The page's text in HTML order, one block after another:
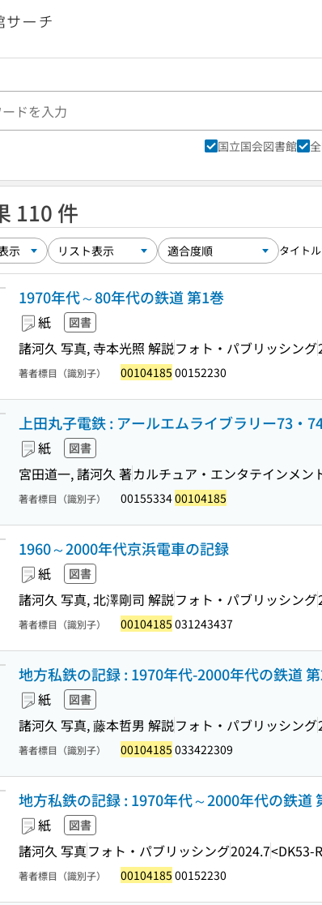
国立国会図書館
110 件
タイト
1970年代～80年代の鉄道 第1巻
紙 図書
諸河久 写真, 寺本光照 解説フォト・パブリッシング
著者標目（識別子） 00104185 00152230
上田丸子電鉄 : アールエムライブラリー73・
紙 図書
宮田道一, 諸河久 著カルチュア・エンタテインメ
著者標目（識別子） 0015533400104185
1960～2000年代京浜電車の記録
紙 図書
諸河久 写真, 北澤剛司 解説フォト・パブリッシング
著者標目（識別子） 00104185 031243437
地方私鉄の記録 : 1970年代-2000年代の鉄道
紙 図書
諸河久 写真, 藤本哲男 解説フォト・パブリッシング
著者標目（識別子） 00104185 033422309
地方私鉄の記録 : 1970年代～2000年代の鉄道
紙 図書
諸河久 写真フォト・パブリッシング2024.7<DK53-
著者標目（識別子） 00104185 00152230